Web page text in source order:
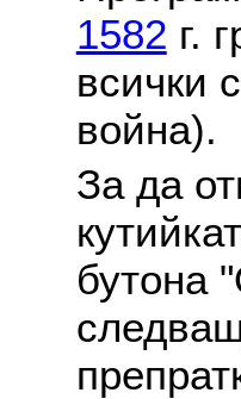
1582 г.
всички
война).
За да
бутона